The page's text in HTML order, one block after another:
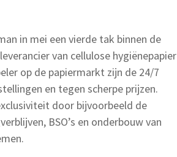
in mei een vierde tak binnen de
van cellulose hygiënepapier
op de papiermarkt zijn de 24/7
en tegen scherpe prijzen.
door bijvoorbeeld de
BSO’s en onderbouw van